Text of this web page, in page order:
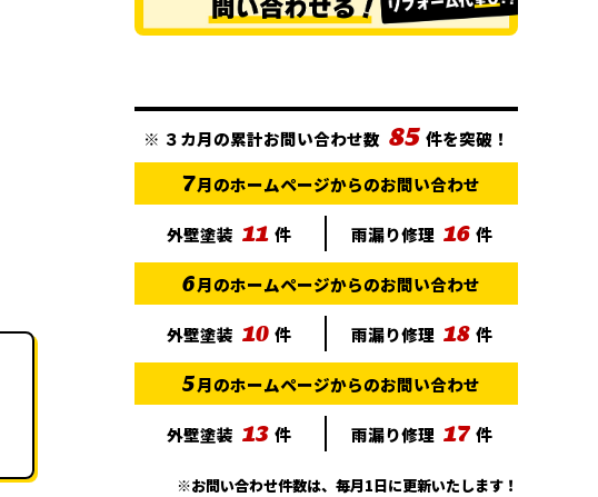
※ ３カ月の累計お問い合わせ数 85 件を突破！
7月のホームページからのお問い合わせ
外壁塗装 11 件 雨漏り修理 16 件
6月のホームページからのお問い合わせ
外壁塗装 10 件 雨漏り修理 18 件
5月のホームページからのお問い合わせ
外壁塗装 13 件 雨漏り修理 17 件
※お問い合わせ件数は、毎月1日に更新いたします！